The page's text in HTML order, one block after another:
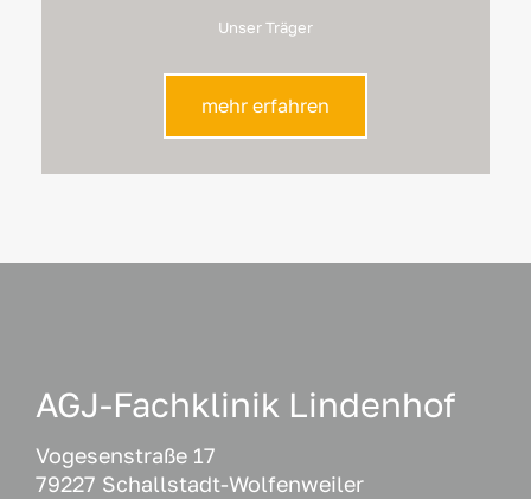
Unser Träger
mehr erfahren
AGJ-Fachklinik Lindenhof
Vogesenstraße 17
79227 Schallstadt-Wolfenweiler